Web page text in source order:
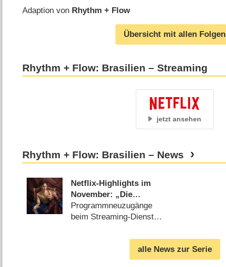
Adaption von Rhythm + Flow
Übersicht mit allen Folgen
Rhythm + Flow: Brasilien – Streaming
jetzt ansehen
Rhythm + Flow: Brasilien – News
Netflix-Highlights im
November: „Die
Kaiserin“, „Arcane“ und
Mike-Tyson-Boxkampf
Programmneuzugänge
beim Streaming-Dienst
alle News zur Serie